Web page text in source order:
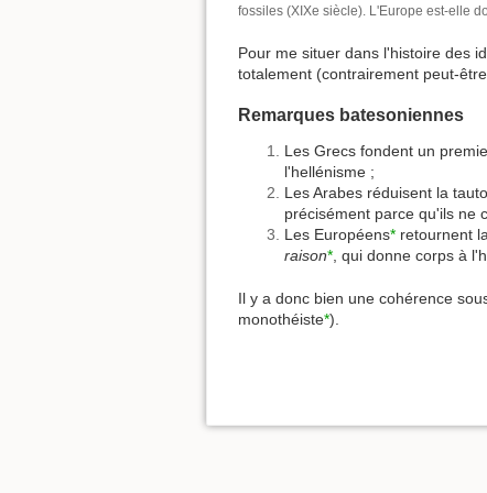
fossiles (XIXe siècle). L'Europe est-elle
Pour me situer dans l'histoire des
totalement (contrairement peut-
Remarques batesoniennes
Les Grecs fondent un
l'hellénisme ;
Les Arabes réduisent la
précisément parce qu'ils ne
Les Européens* retournent
raison*, qui donne corps à
Il y a donc bien une cohérence
monothéiste*).